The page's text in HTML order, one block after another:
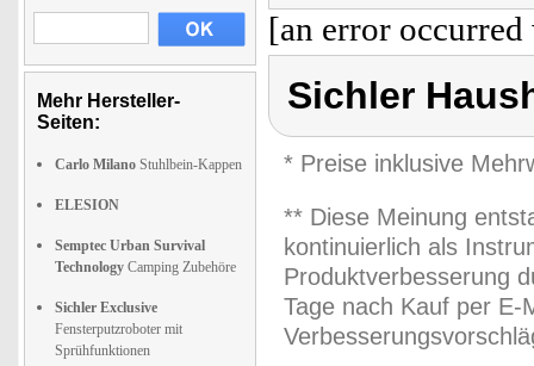
Mehr Hersteller-
Seiten:
Carlo Milano Stuhlbein-Kappen
ELESION
Semptec Urban Survival
Technology Camping Zubehöre
Sichler Exclusive
Fensterputzroboter mit
Sprühfunktionen
[an error
Sichler
* Preise inklusive
** Diese Meinung
kontinuierlich als
Produktverbesserung
Tage nach Kauf per E-